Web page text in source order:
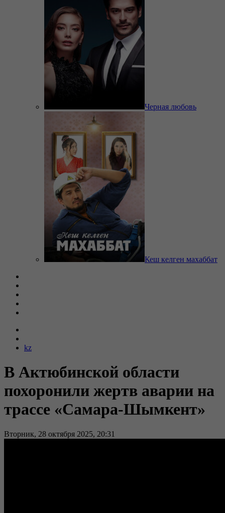
Черная любовь
Кеш келген махаббат
kz
В Актюбинской области
похоронили жертв аварии на
трассе «Самара-Шымкент»
Вторник, 28 октября 2025, 20:31